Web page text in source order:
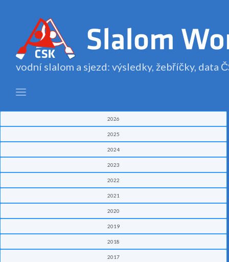
vodní slalom a sjezd: výsledky, žebříčky, data
2026
2025
2024
2023
2022
2021
2020
2019
2018
2017